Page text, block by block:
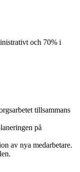
och 70% i
tillsammans
på
av nya medarbetare.